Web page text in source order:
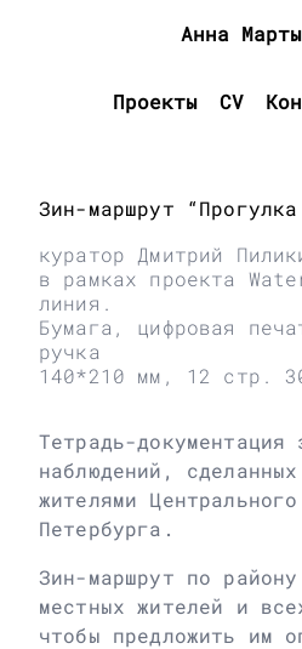
Анна
Проекты CV
Зин-маршрут
куратор Дмитрий
в рамках проекта
линия.
Бумага, цифровая
ручка
140*210 мм, 12 стр.
Тетрадь-документация
наблюдений,
жителями
Петербурга.
Зин-маршрут по
местных жителей и
чтобы предложить им